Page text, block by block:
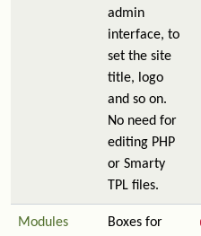
admin
interface, to
set the site
title, logo
and so on.
No need for
editing PHP
or Smarty
TPL files.
Modules
Boxes for